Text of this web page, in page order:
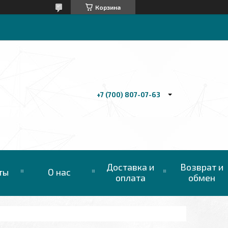
Корзина
+7 (700) 807-07-63
О нас
Доставка и
оплата
Возврат и
обмен